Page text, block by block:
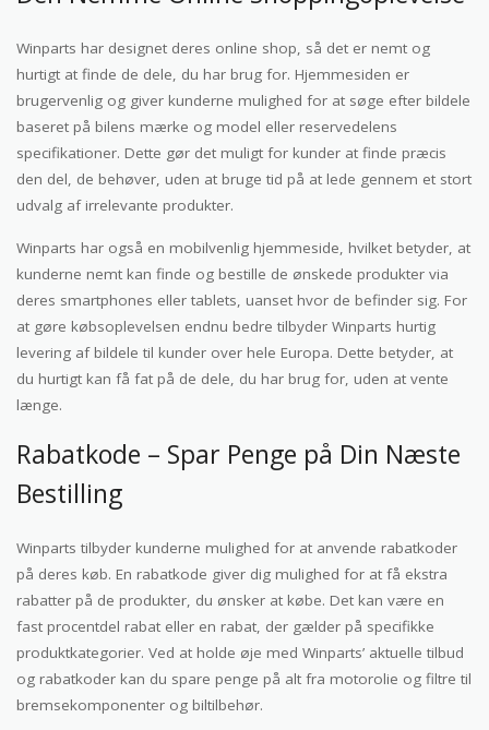
Winparts har designet deres online shop, så det er nemt og
hurtigt at finde de dele, du har brug for. Hjemmesiden er
brugervenlig og giver kunderne mulighed for at søge efter bildele
baseret på bilens mærke og model eller reservedelens
specifikationer. Dette gør det muligt for kunder at finde præcis
den del, de behøver, uden at bruge tid på at lede gennem et stort
udvalg af irrelevante produkter.
Winparts har også en mobilvenlig hjemmeside, hvilket betyder, at
kunderne nemt kan finde og bestille de ønskede produkter via
deres smartphones eller tablets, uanset hvor de befinder sig. For
at gøre købsoplevelsen endnu bedre tilbyder Winparts hurtig
levering af bildele til kunder over hele Europa. Dette betyder, at
du hurtigt kan få fat på de dele, du har brug for, uden at vente
længe.
Rabatkode – Spar Penge på Din Næste
Bestilling
Winparts tilbyder kunderne mulighed for at anvende rabatkoder
på deres køb. En rabatkode giver dig mulighed for at få ekstra
rabatter på de produkter, du ønsker at købe. Det kan være en
fast procentdel rabat eller en rabat, der gælder på specifikke
produktkategorier. Ved at holde øje med Winparts’ aktuelle tilbud
og rabatkoder kan du spare penge på alt fra motorolie og filtre til
bremsekomponenter og biltilbehør.